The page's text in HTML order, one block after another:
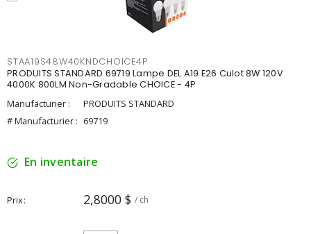
STAA19S48W40KNDCHOICE4P
PRODUITS STANDARD 69719 Lampe DEL A19 E26 Culot 8W 120V
4000K 800LM Non-Gradable CHOICE - 4P
Manufacturier :
PRODUITS STANDARD
# Manufacturier : 69719
En inventaire
Prix 2,8000 $ / ch